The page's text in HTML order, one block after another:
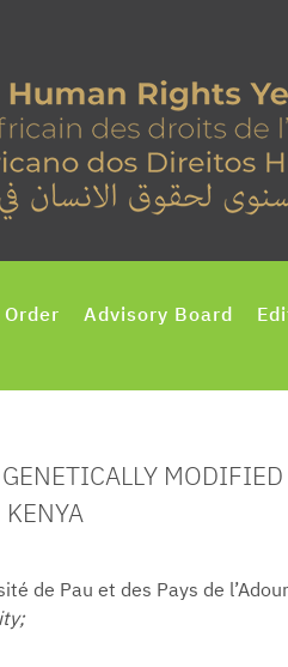
Order Advisory Board
de Pau et des Pays de